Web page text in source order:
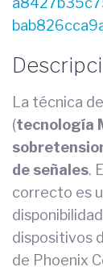
La técnica
(tecnología
de señales.
correcto es
dispositivos
de Phoenix